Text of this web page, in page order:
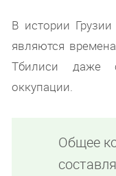
В истории
являются
Тбилиси даже
оккупации.
Общее